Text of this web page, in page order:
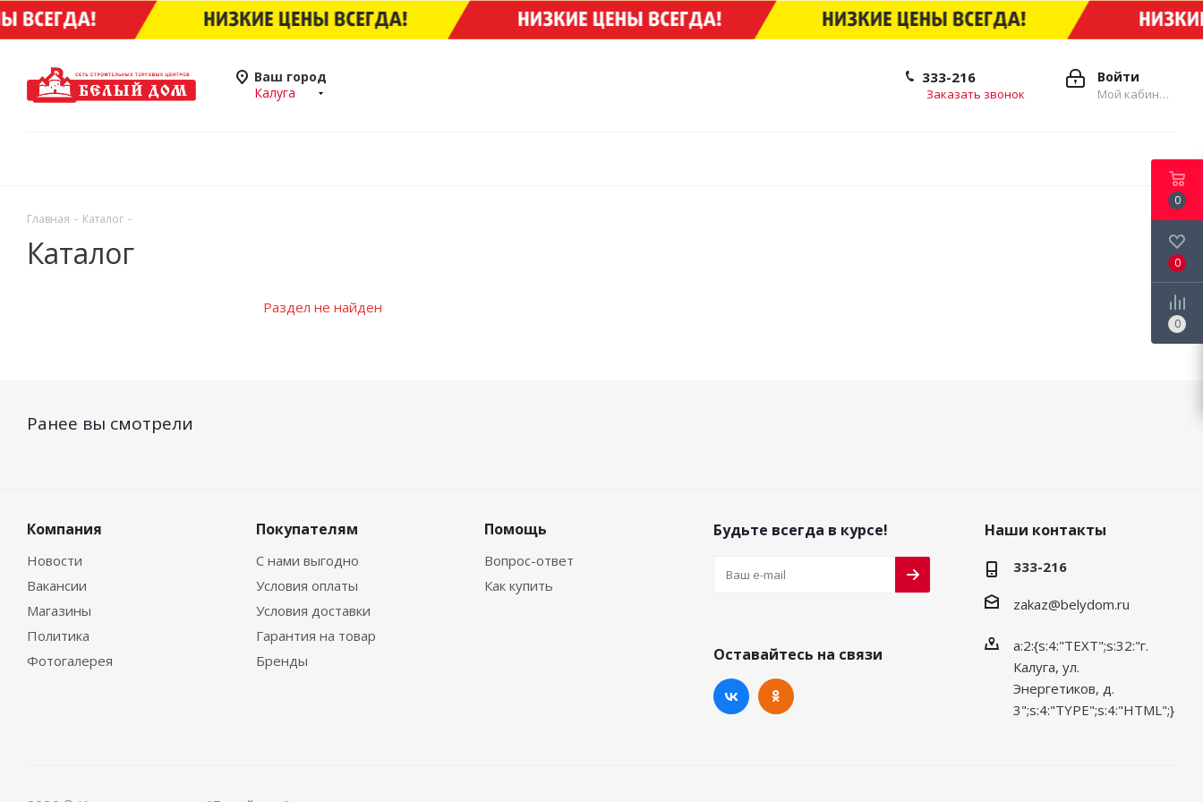
Ваш город
Калуга
Войти
Мой кабинет
333-216
Заказать звонок
Главная - Каталог -
Каталог
Раздел не найден
Ранее вы смотрели
Компания
Новости
Вакансии
Магазины
Политика
Фотогалерея
Покупателям
С нами выгодно
Условия оплаты
Условия доставки
Гарантия на товар
Бренды
Помощь
Вопрос-ответ
Как купить
Будьте всегда в курсе!
Оставайтесь на связи
Наши контакты
333-216
zakaz@belydom.ru
a:2:{s:4:"TEXT";s:32:"г.
Калуга, ул.
Энергетиков, д.
3";s:4:"TYPE";s:4:"HTML";}
0
0
0